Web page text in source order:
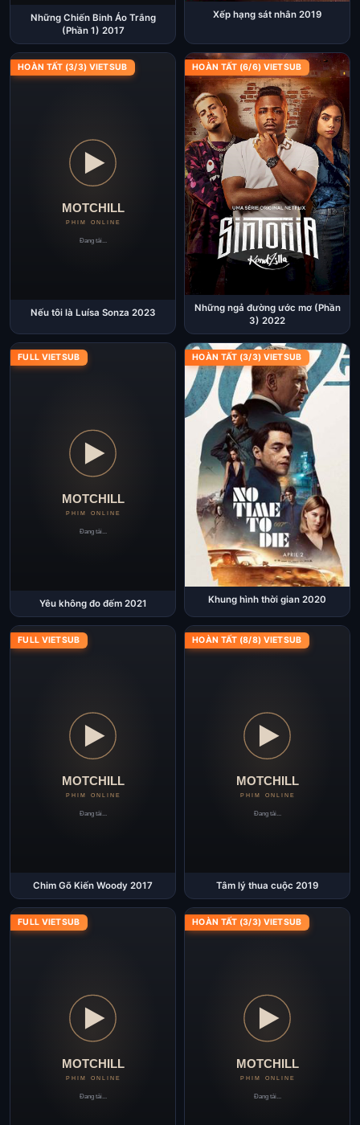
Những Chiến Binh Áo Trắng
(Phần 1) 2017
Xếp hạng sát nhân 2019
HOÀN TẤT (3/3) VIETSUB
Nếu tôi là Luísa Sonza 2023
HOÀN TẤT (6/6) VIETSUB
Những ngả đường ước mơ (Phần
3) 2022
FULL VIETSUB
Yêu không đo đếm 2021
HOÀN TẤT (3/3) VIETSUB
Khung hình thời gian 2020
FULL VIETSUB
Chim Gõ Kiến Woody 2017
HOÀN TẤT (8/8) VIETSUB
Tâm lý thua cuộc 2019
FULL VIETSUB HOÀN TẤT (3/3) VIETSUB